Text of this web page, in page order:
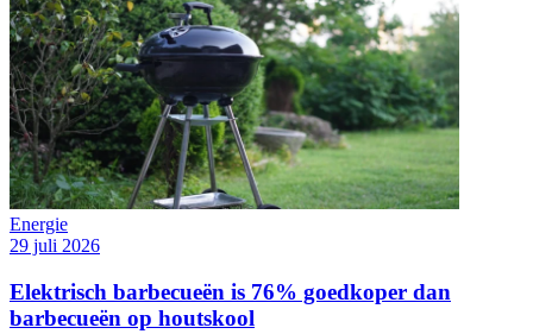
Energie
29 juli 2026
Elektrisch barbecueën is 76% goedkoper dan
barbecueën op houtskool